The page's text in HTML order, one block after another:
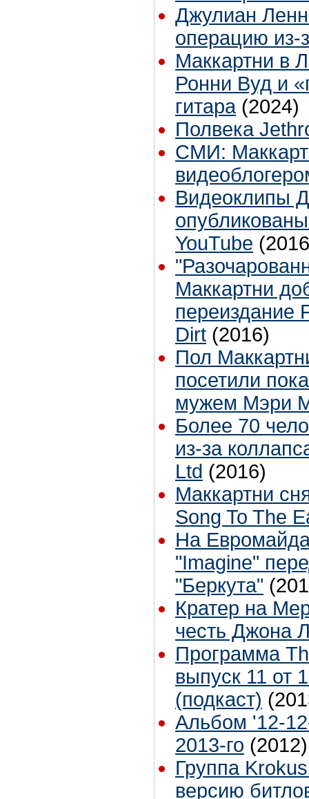
Джулиан
операцию из-
Маккартни в
Ронни Вуд и
гитара (2024)
Полвека
СМИ:
Видеоклипы
YouTube
Маккартни
переиздание
Dirt (2016)
Пол
посетили
мужем Мэри
Более 70
из-за
Ltd (2016)
Маккартни
Song To The
На
"Imagine"
"Беркута"
Кратер на
честь Джона
Программа
выпуск 11 от
(подкаст)
Альбом '12-
2013-го (2012)
Группа
версию